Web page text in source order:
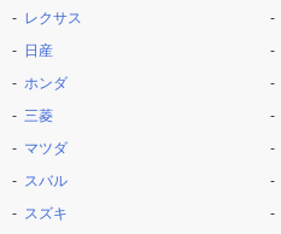
レクサス
日産
ホンダ
三菱
マツダ
スバル
スズキ